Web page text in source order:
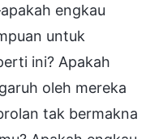
engkau
untuk
ini? Apakah
oleh mereka
tak bermakna